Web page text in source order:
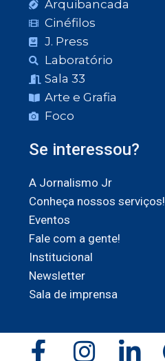
Arquibancada
Cinéfilos
J. Press
Laboratório
Sala 33
Arte e Grafia
Foco
Se interessou?
A Jornalismo Jr
Conheça nossos serviços!
Eventos
Fale com a gente!
Institucional
Newsletter
Sala de imprensa